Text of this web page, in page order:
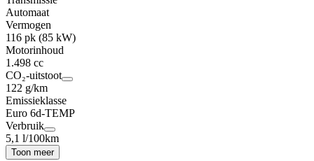
Automaat
Vermogen
116 pk (85 kW)
Motorinhoud
1.498 cc
CO₂-uitstoot
122 g/km
Emissieklasse
Euro 6d-TEMP
Verbruik
5,1 l/100km
Toon meer